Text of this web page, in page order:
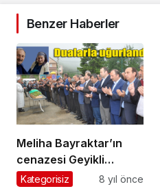
Benzer Haberler
Meliha Bayraktar’ın
cenazesi Geyikli
Mahallesi’nde toprağa
Kategorisiz 8 yıl önce